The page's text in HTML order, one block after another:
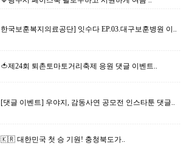
한국보훈복지의료공단] 잇수다 EP.03.대구보훈병원 이..
🍅제24회 퇴촌토마토거리축제 응원 댓글 이벤트..
[댓글 이벤트] 우야지, 감동사연 공모전 인스타툰 댓글..
🇰🇷 대한민국 첫 승 기원! 충청북도가..